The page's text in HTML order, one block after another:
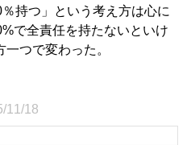
％持つ」という考え方は心に
で全責任を持たないといけ
つで変わった。
11/18